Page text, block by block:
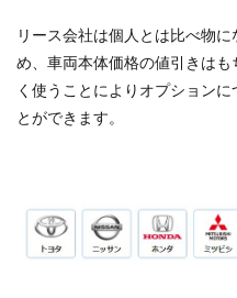
リース会社は個人とは比べ物
め、車両本体価格の値引きは
く使うことによりオプション
とができます。